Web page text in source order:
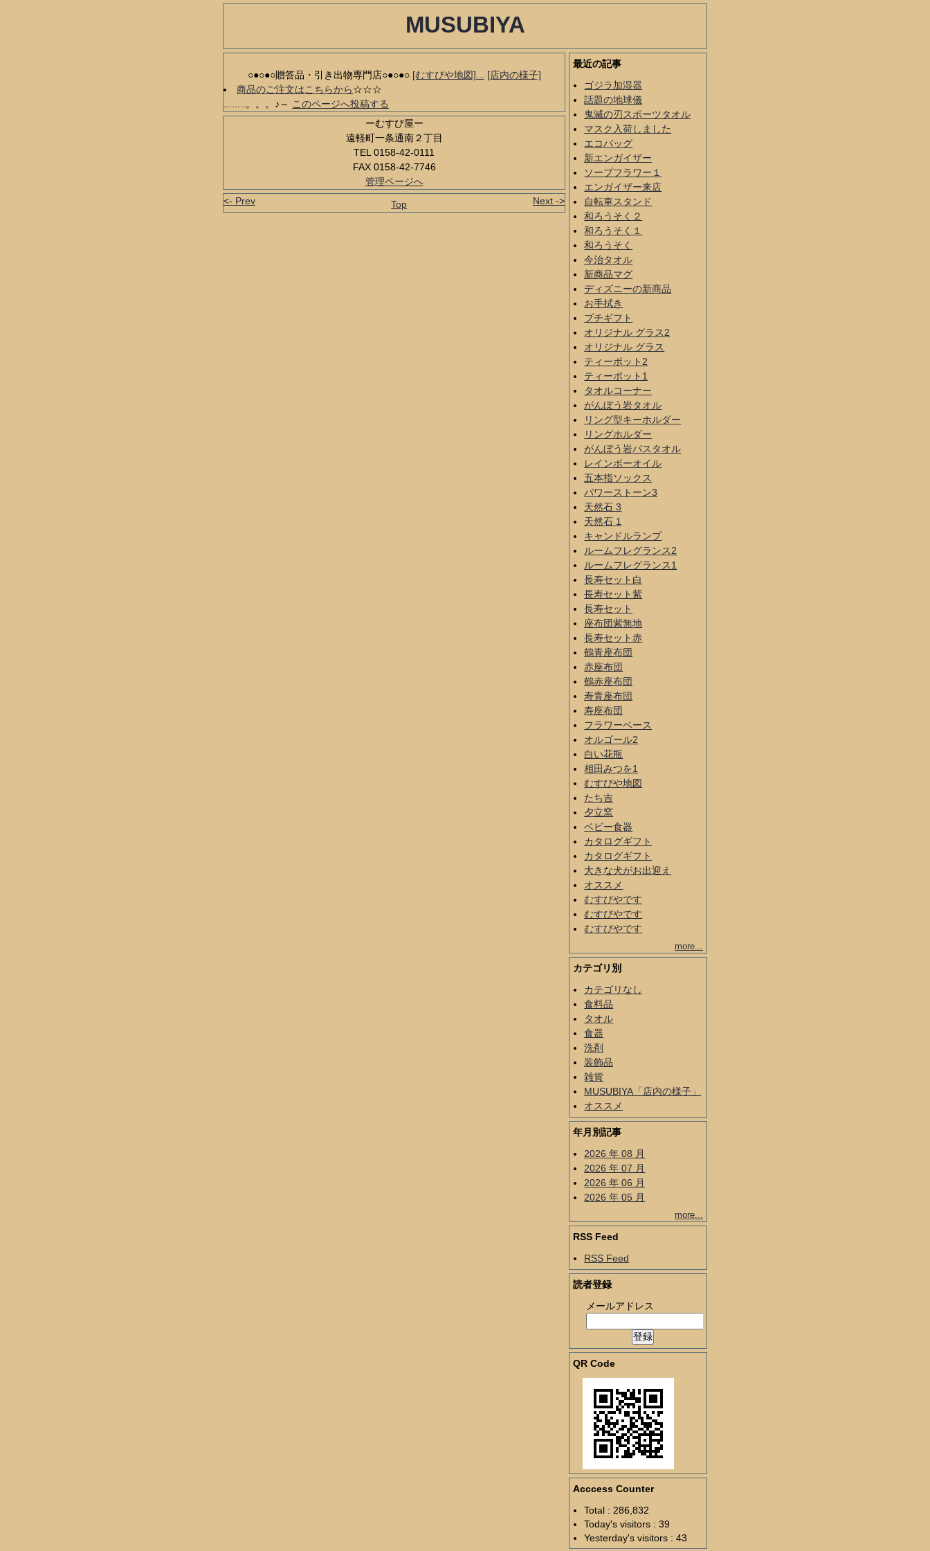
MUSUBIYA
○●○●○贈答品・引き出物専門店○●○●○ [むすびや地図]...
[店内の様子]
商品のご注文はこちらから☆☆☆
........。。。♪～ このページへ投稿する
ーむすび屋ー
遠軽町一条通南２丁目
TEL 0158-42-0111
FAX 0158-42-7746
管理ページへ
<- Prev Next ->
Top
最近の記事
ゴジラ加湿器
話題の地球儀
鬼滅の刃スポーツタオル
マスク入荷しました
エコバッグ
新エンガイザー
ソープフラワー１
エンガイザー来店
自転車スタンド
和ろうそく２
和ろうそく１
和ろうそく
今治タオル
新商品マグ
ディズニーの新商品
お手拭き
プチギフト
オリジナル グラス2
オリジナル グラス
ティーポット2
ティーポット1
タオルコーナー
がんぼう岩タオル
リング型キーホルダー
リングホルダー
がんぼう岩バスタオル
レインボーオイル
五本指ソックス
パワーストーン3
天然石 3
天然石 1
キャンドルランプ
ルームフレグランス2
ルームフレグランス1
長寿セット白
長寿セット紫
長寿セット
座布団紫無地
長寿セット赤
鶴青座布団
赤座布団
鶴赤座布団
寿青座布団
寿座布団
フラワーベース
オルゴール2
白い花瓶
相田みつを1
むすびや地図
たち吉
夕立窯
ベビー食器
カタログギフト
カタログギフト
大きな犬がお出迎え
オススメ
むすびやです
むすびやです
むすびやです
more...
カテゴリ別
カテゴリなし
食料品
タオル
食器
洗剤
装飾品
雑貨
MUSUBIYA「店内の様子」
オススメ
年月別記事
2026 年 08 月
2026 年 07 月
2026 年 06 月
2026 年 05 月
more...
RSS Feed
RSS Feed
読者登録
メールアドレス
QR Code
Acccess Counter
Total : 286,832
Today's visitors : 39
Yesterday's visitors : 43